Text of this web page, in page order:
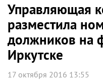
Управляющая
разместила
должников на
Иркутске
17 октября 2016 13:55